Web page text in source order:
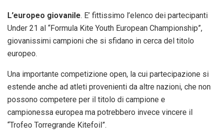
L’europeo giovanile. E’ fittissimo l’elenco dei partecipanti
Under 21 al “Formula Kite Youth European Championship”,
giovanissimi campioni che si sfidano in cerca del titolo
europeo.
Una importante competizione open, la cui partecipazione si
estende anche ad atleti provenienti da altre nazioni, che non
possono competere per il titolo di campione e
campionessa europea ma potrebbero invece vincere il
“Trofeo Torregrande Kitefoil”.